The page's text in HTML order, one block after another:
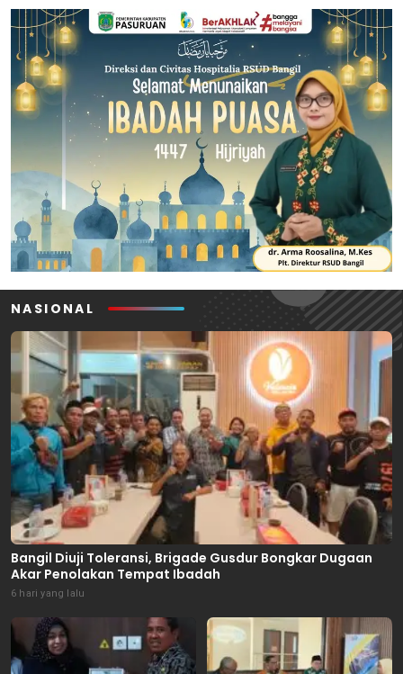
NASIONAL
Bangil Diuji Toleransi, Brigade Gusdur Bongkar Dugaan
Akar Penolakan Tempat Ibadah
6 hari yang lalu